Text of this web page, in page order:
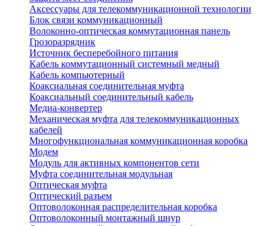
Аксессуары для телекоммуникационной технологии
Блок связи коммуникационный
Волоконно-оптическая коммутационная панель
Грозоразрядник
Источник бесперебойного питания
Кабель коммутационный системный медный
Кабель компьютерный
Коаксиальная соединительная муфта
Коаксиальный соединительный кабель
Медиа-конвертер
Механическая муфта для телекоммуникационных
кабелей
Многофункциональная коммуникационная коробка
Модем
Модуль для активных компонентов сети
Муфта соединительная модульная
Оптическая муфта
Оптический разъем
Оптоволоконная распределительная коробка
Оптоволоконный монтажный шнур